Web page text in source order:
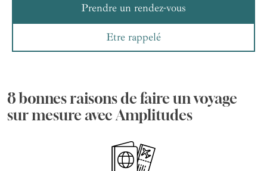
Prendre un rendez-vous
Etre rappelé
8 bonnes raisons de faire un voyage
sur mesure avec Amplitudes